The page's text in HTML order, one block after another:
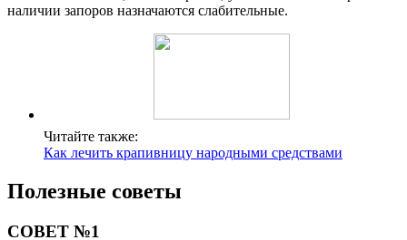
наличии запоров назначаются слабительные.
Читайте также:
Как лечить крапивницу народными средствами
Полезные советы
СОВЕТ №1